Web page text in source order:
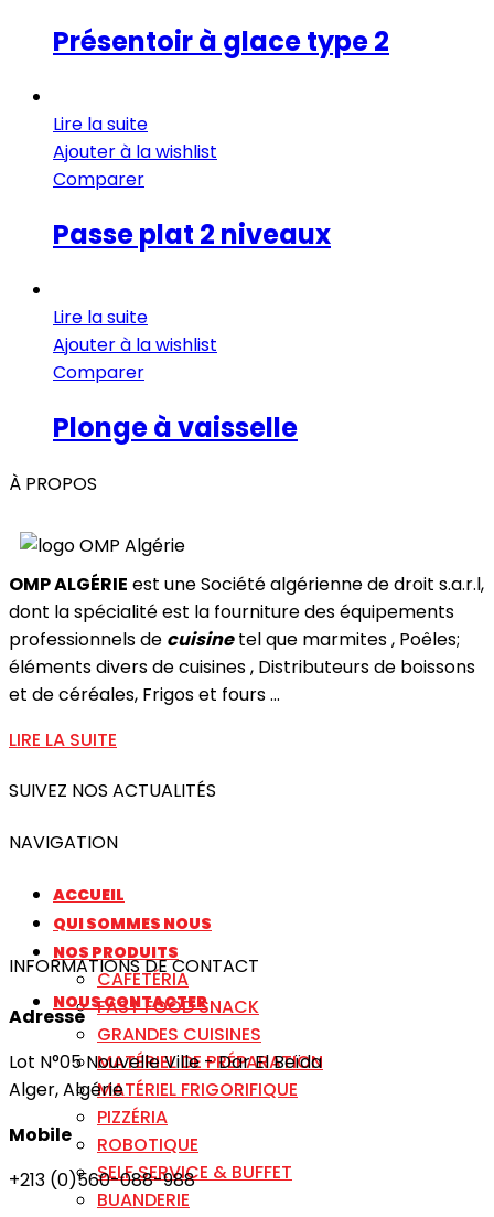
Présentoir à glace type 2
Lire la suite
Ajouter à la wishlist
Comparer
Passe plat 2 niveaux
Lire la suite
Ajouter à la wishlist
Comparer
Plonge à vaisselle
À PROPOS
OMP ALGÉRIE est une Société algérienne de droit s.a.r.l,
dont la spécialité est la fourniture des équipements
professionnels de cuisine tel que marmites , Poêles;
éléments divers de cuisines , Distributeurs de boissons
et de céréales, Frigos et fours ...
LIRE LA SUITE
SUIVEZ NOS ACTUALITÉS
NAVIGATION
ACCUEIL
QUI SOMMES NOUS
NOS PRODUITS
CAFÉTÉRIA
FAST FOOD SNACK
GRANDES CUISINES
MATÉRIEL DE PRÉPARATION
MATÉRIEL FRIGORIFIQUE
PIZZÉRIA
ROBOTIQUE
SELF SERVICE & BUFFET
BUANDERIE
NOUS CONTACTER
INFORMATIONS DE CONTACT
Adresse
Lot N°05 Nouvelle Ville - Dar El Beïda
Alger, Algérie
Mobile
+213 (0)560-088-988